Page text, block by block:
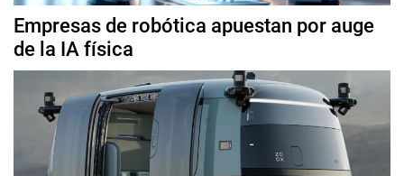
Empresas de robótica apuestan por auge
de la IA física